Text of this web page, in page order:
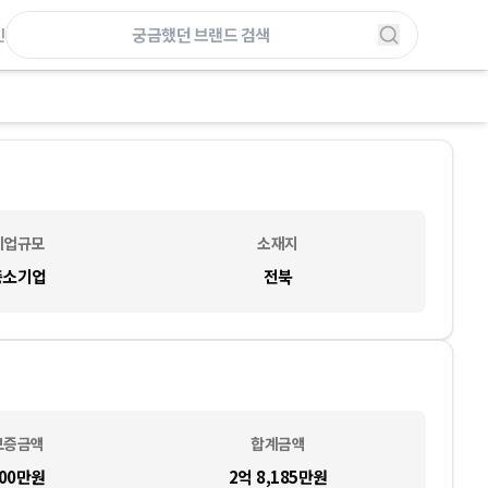
규모 소재지
기업 전북
금액 합계금액
만원 2억 8,185만원